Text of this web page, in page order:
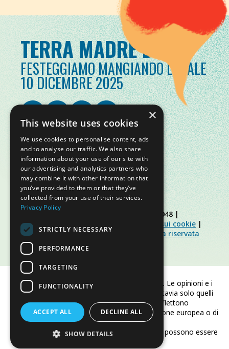
TERRA MADRE DAY
FESTEGGIAMO MANGIANDO LOCALE
10 DICEMBRE 2025
© Slow Food Foundation | C.F. 91019770048 |
Informativa sulla privacy
Informativa sui cookie |
Slow Food Foundation|Linee guida area riservata
Finanziato dall'Unione europea. Le opinioni e i
punti di vista espressi sono tuttavia solo quelli
dell'autore/degli autori e non riflettono
necessariamente quelli dell'Unione europea o di
CINEA.
Né l'Unione europea né CINEA possono essere
×
This website uses cookies
We use cookies to personalise content, ads
and to analyse our traffic. We also share
information about your use of our site with
our advertising and analytics partners who
may combine it with other information that
you’ve provided to them or that they’ve
collected from your use of their services.
Privacy Policy
STRICTLY NECESSARY
PERFORMANCE
TARGETING
FUNCTIONALITY
ACCEPT ALL DECLINE ALL
SHOW DETAILS